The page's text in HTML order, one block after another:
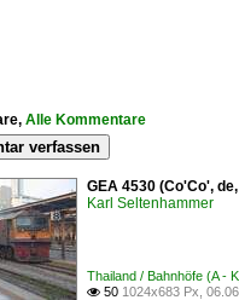
Alle Kommentare
verfassen
GEA 4530 (Co'Co',
Karl Seltenhammer
Thailand / Bahnhöfe (A -
 50 1024x683 Px,